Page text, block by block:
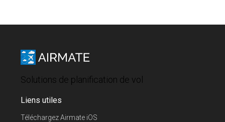
Solutions de planification de vol
Liens utiles
Téléchargez Airmate iOS